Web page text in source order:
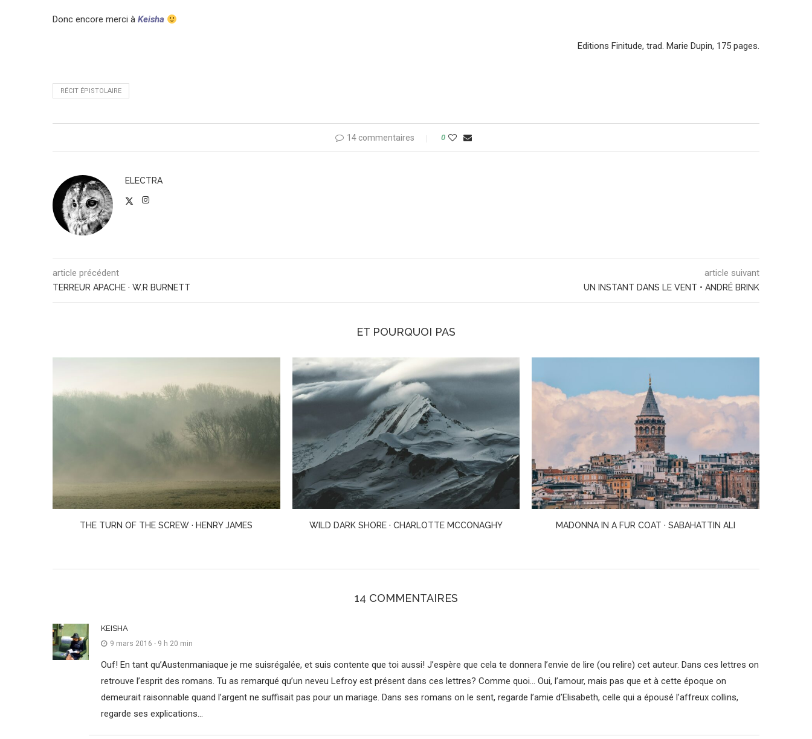
Donc encore merci à Keisha
Editions Finitude, trad. Marie Dupin, 175 pages.
RÉCIT ÉPISTOLAIRE
14 commentaires 0
ELECTRA
article précédent
TERREUR APACHE · W.R BURNETT
article suivant
UN INSTANT DANS LE VENT • ANDRÉ BRINK
ET POURQUOI PAS
WILD DARK SHORE · CHARLOTTE MCCONAGHY MADONNA IN A FUR COAT · SABAHATTIN ALI UNE DRÔLE DE PEINE · JUSTINE LEVY
14 COMMENTAIRES
KEISHA
9 mars 2016 - 9 h 20 min
Ouf! En tant qu’Austenmaniaque je me suisrégalée, et suis contente que toi aussi! J’espère que cela te donnera l’envie de lire (ou relire) cet auteur. Dans ces lettres on
retrouve l’esprit des romans. Tu as remarqué qu’un neveu Lefroy est présent dans ces lettres? Comme quoi… Oui, l’amour, mais pas que et à cette époque on
demeurait raisonnable quand l’argent ne suffisait pas pour un mariage. Dans ses romans on le sent, regarde l’amie d’Elisabeth, celle qui a épousé l’affreux collins,
regarde ses explications…